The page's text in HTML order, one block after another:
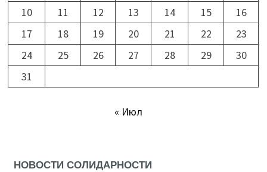
10
11 12 13 14 15
16
17
18 19 20 21 22
23
24
25 26 27 28 29
30
31
« Июл
НОВОСТИ СОЛИДАРНОСТИ